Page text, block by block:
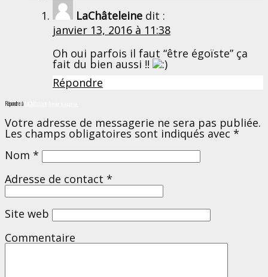
LaChâteleine dit :
janvier 13, 2016 à 11:38
Oh oui parfois il faut “être égoïste” ça
fait du bien aussi !!
Répondre
Répondre à
Votre adresse de messagerie ne sera pas publiée.
Les champs obligatoires sont indiqués avec *
Nom *
Adresse de contact *
Site web
Commentaire